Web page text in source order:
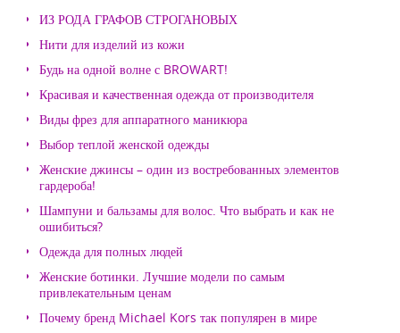
ИЗ РОДА ГРАФОВ СТРОГАНОВЫХ
Нити для изделий из кожи
Будь на одной волне с BROWART!
Красивая и качественная одежда от производителя
Виды фрез для аппаратного маникюра
Выбор теплой женской одежды
Женские джинсы – один из востребованных элементов
гардероба!
Шампуни и бальзамы для волос. Что выбрать и как не
ошибиться?
Одежда для полных людей
Женские ботинки. Лучшие модели по самым
привлекательным ценам
Почему бренд Michael Kors так популярен в мире